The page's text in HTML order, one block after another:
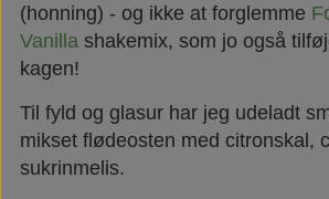
FAQ om
(honning) - og ikke at forglemme
Vanilla shakemix, som jo også
kagen!
Til fyld og glasur har jeg udeladt
mikset flødeosten med citronskal,
sukrinmelis.